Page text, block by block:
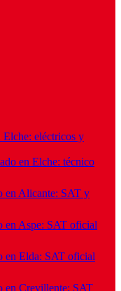
Elche: eléctricos y
en Elche: técnico
en Alicante: SAT y
en Aspe: SAT oficial
en Elda: SAT oficial
en Crevillente: SAT